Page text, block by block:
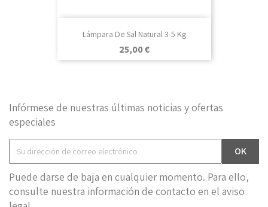
Lámpara De Sal Natural 3-5 Kg
Precio
25,00 €
Infórmese de nuestras últimas noticias y ofertas
especiales
Puede darse de baja en cualquier momento. Para ello,
consulte nuestra información de contacto en el aviso